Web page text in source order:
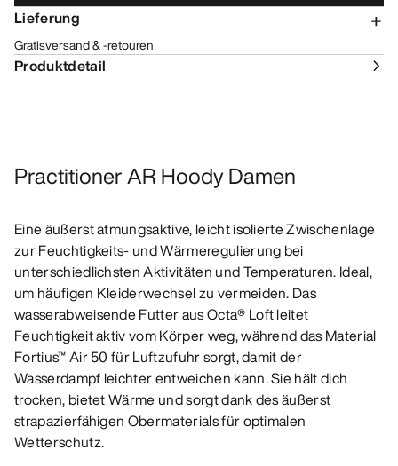
Lieferung
Gratisversand & -retouren
Produktdetail
Practitioner AR Hoody Damen
Eine äußerst atmungsaktive, leicht isolierte Zwischenlage
zur Feuchtigkeits- und Wärmeregulierung bei
unterschiedlichsten Aktivitäten und Temperaturen. Ideal,
um häufigen Kleiderwechsel zu vermeiden. Das
wasserabweisende Futter aus Octa® Loft leitet
Feuchtigkeit aktiv vom Körper weg, während das Material
Fortius™ Air 50 für Luftzufuhr sorgt, damit der
Wasserdampf leichter entweichen kann. Sie hält dich
trocken, bietet Wärme und sorgt dank des äußerst
strapazierfähigen Obermaterials für optimalen
Wetterschutz.